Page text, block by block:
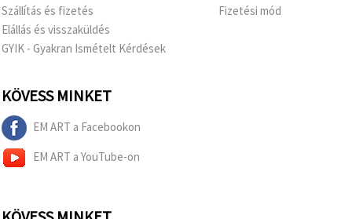
Szállítás és fizetés
Elállás és visszaküldés
GYIK - Gyakran Ismételt Kérdések
Fizetési mód
KÖVESS MINKET
EM ART a Facebookon
EM ART a YouTube-on